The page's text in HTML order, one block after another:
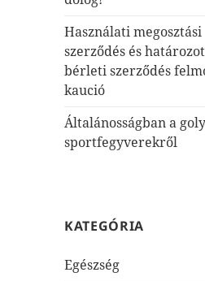
Használati megosztási
szerződés és
bérleti szerződés
kaució
Általánosságban a
sportfegyverekről
KATEGÓRIA
Egészség